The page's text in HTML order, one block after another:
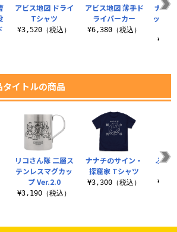
アビス地図 ドライ
Tシャツ
¥3,520（税込）
アビス地図 薄手ド
ライパーカー
¥6,380（税込）
ナナ
ッグ
イトルの商品
リコさん隊 二層ス
テンレスマグカッ
プ Ver.2.0
¥3,190（税込）
ナナチのサイン・
探窟家 Tシャツ
¥3,300（税込）
ふわ